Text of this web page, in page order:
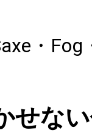
・Fog
せな